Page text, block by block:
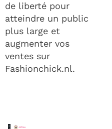
de liberté pour
atteindre un public
plus large et
augmenter vos
ventes sur
Fashionchick.nl.